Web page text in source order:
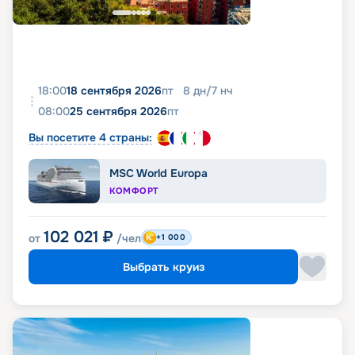
18:0018 сентября 2026пт 8 дн/7 нч
08:0025 сентября 2026пт
Вы посетите 4 страны:
MSC World Europa
КОМФОРТ
от 102 021 ₽ /чел +1 000
Выбрать круиз